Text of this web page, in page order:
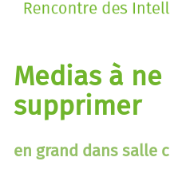
Medias à ne
supprimer
en grand dans salle